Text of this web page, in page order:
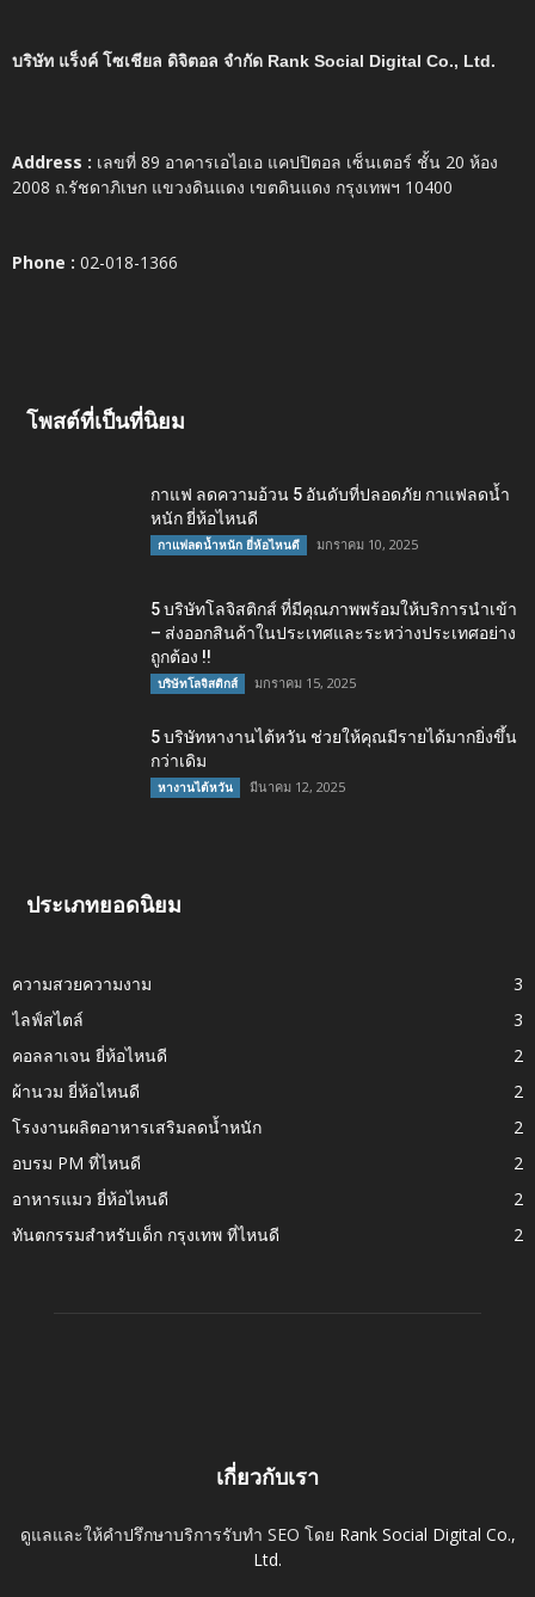
บริษัท แร็งค์ โซเชียล ดิจิตอล จำกัด Rank Social Digital Co., Ltd.
Address : เลขที่ 89 อาคารเอไอเอ แคปปิตอล เซ็นเตอร์ ชั้น 20 ห้อง
2008 ถ.รัชดาภิเษก แขวงดินแดง เขตดินแดง กรุงเทพฯ 10400
Phone : 02-018-1366
โพสต์ที่เป็นที่นิยม
กาแฟ ลดความอ้วน 5 อันดับที่ปลอดภัย กาแฟลดน้ำ
หนัก ยี่ห้อไหนดี
กาแฟลดน้ำหนัก ยี่ห้อไหนดี มกราคม 10, 2025
5 บริษัทโลจิสติกส์ ที่มีคุณภาพพร้อมให้บริการนำเข้า
– ส่งออกสินค้าในประเทศและระหว่างประเทศอย่าง
ถูกต้อง !!
บริษัทโลจิสติกส์ มกราคม 15, 2025
5 บริษัทหางานไต้หวัน ช่วยให้คุณมีรายได้มากยิ่งขึ้น
กว่าเดิม
หางานไต้หวัน มีนาคม 12, 2025
ประเภทยอดนิยม
ความสวยความงาม
3
ไลฟ์สไตล์
3
คอลลาเจน ยี่ห้อไหนดี
2
ผ้านวม ยี่ห้อไหนดี
2
โรงงานผลิตอาหารเสริมลดน้ำหนัก
2
อบรม PM ที่ไหนดี
2
อาหารแมว ยี่ห้อไหนดี
2
ทันตกรรมสำหรับเด็ก กรุงเทพ ที่ไหนดี
2
เกี่ยวกับเรา
ดูแลและให้คำปรึกษาบริการรับทำ SEO โดย Rank Social Digital Co.,
Ltd.